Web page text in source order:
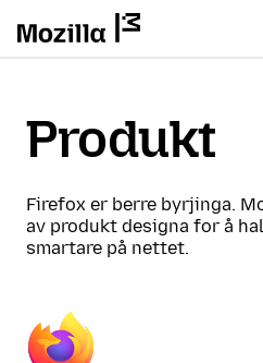
Produkt
Firefox er berre byrjinga.
av produkt designa for å
smartare på nettet.